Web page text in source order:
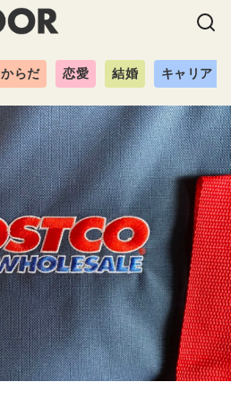
からだ 恋愛 結婚 キャリア